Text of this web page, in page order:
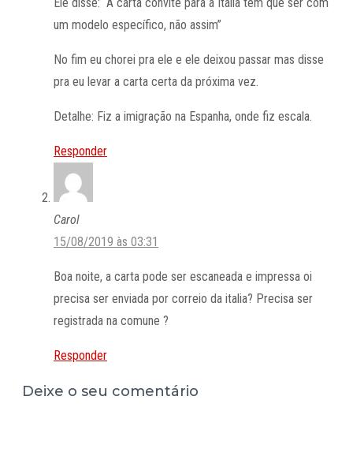
um modelo específico, não assim”
No fim eu chorei pra ele e ele deixou passar mas disse
pra eu levar a carta certa da próxima vez.
Detalhe: Fiz a imigração na Espanha, onde fiz escala.
Responder
Carol
15/08/2019 às 03:31
Boa noite, a carta pode ser escaneada e impressa oi
precisa ser enviada por correio da italia? Precisa ser
registrada na comune ?
Responder
Deixe o seu comentário